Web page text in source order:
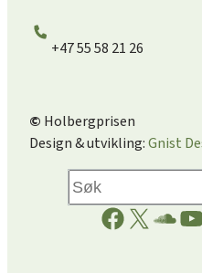
+47 55 58 21 26
© Holbergprisen
Design & utvikling:Gnist
Søk
X Soundcloud